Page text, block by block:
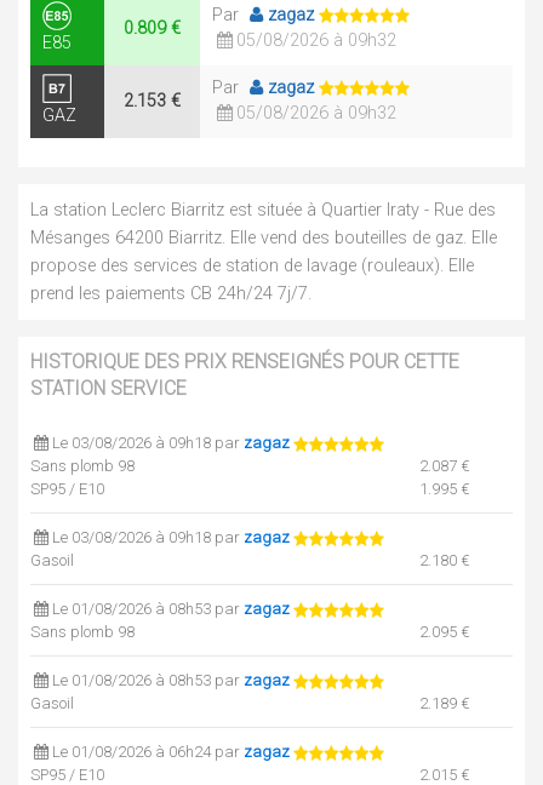
E85
0.809 €
Par
zagaz
05/08/2026 à 09h32
GAZ
2.153 €
Par
zagaz
05/08/2026 à 09h32
La station Leclerc Biarritz est située à Quartier Iraty - Rue des
Mésanges 64200 Biarritz. Elle vend des bouteilles de gaz. Elle
propose des services de station de lavage (rouleaux). Elle
prend les paiements CB 24h/24 7j/7.
HISTORIQUE DES PRIX RENSEIGNÉS POUR CETTE
STATION SERVICE
Le 03/08/2026 à 09h18 par zagaz
Sans plomb 98
2.087 €
SP95 / E10
1.995 €
Le 03/08/2026 à 09h18 par zagaz
Gasoil
2.180 €
Le 01/08/2026 à 08h53 par zagaz
Sans plomb 98
2.095 €
Le 01/08/2026 à 08h53 par zagaz
Gasoil
2.189 €
Le 01/08/2026 à 06h24 par zagaz
SP95 / E10
2.015 €